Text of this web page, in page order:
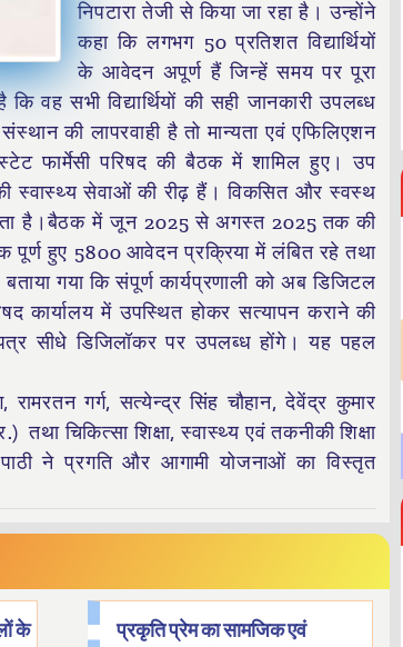
निपटारा तेजी से किया जा रहा है। उन्होंने
कहा कि लगभग 50 प्रतिशत विद्यार्थियों
के आवेदन अपूर्ण हैं जिन्हें समय पर पूरा
वह सभी विद्यार्थियों की सही जानकारी उपलब्ध
की लापरवाही है तो मान्यता एवं एफिलिएशन
फार्मेसी परिषद की बैठक में शामिल हुए। उप
स्वास्थ्य सेवाओं की रीढ़ हैं। विकसित और स्वस्थ
है।बैठक में जून 2025 से अगस्त 2025 तक की
पूर्ण हुए 5800 आवेदन प्रक्रिया में लंबित रहे तथा
गया कि संपूर्ण कार्यप्रणाली को अब डिजिटल
कार्यालय में उपस्थित होकर सत्यापन कराने की
सीधे डिजिलॉकर पर उपलब्ध होंगे। यह पहल
गर्ग, सत्येन्द्र सिंह चौहान, देवेंद्र कुमार
चिकित्सा शिक्षा, स्वास्थ्य एवं तकनीकी शिक्षा
ने प्रगति और आगामी योजनाओं का विस्तृत
के
प्रकृति प्रेम का सामजिक एवं